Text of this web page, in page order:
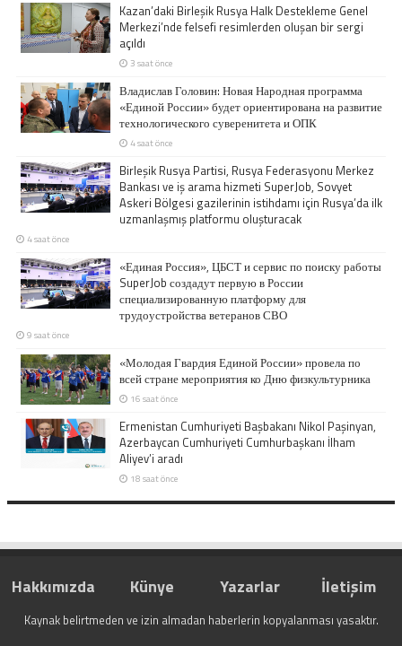
Kazan’daki Birleşik Rusya Halk Destekleme Genel
Merkezi’nde felsefi resimlerden oluşan bir sergi
açıldı
3 saat önce
Владислав Головин: Новая Народная программа
«Единой России» будет ориентирована на развитие
технологического суверенитета и ОПК
4 saat önce
Birleşik Rusya Partisi, Rusya Federasyonu Merkez
Bankası ve iş arama hizmeti SuperJob, Sovyet
Askeri Bölgesi gazilerinin istihdamı için Rusya’da ilk
uzmanlaşmış platformu oluşturacak
4 saat önce
«Единая Россия», ЦБСТ и сервис по поиску работы
SuperJob создадут первую в России
специализированную платформу для
трудоустройства ветеранов СВО
9 saat önce
«Молодая Гвардия Единой России» провела по
всей стране мероприятия ко Дню физкультурника
16 saat önce
Ermenistan Cumhuriyeti Başbakanı Nikol Paşinyan,
Azerbaycan Cumhuriyeti Cumhurbaşkanı İlham
Aliyev’i aradı
18 saat önce
Hakkımızda Künye Yazarlar İletişim
Kaynak belirtmeden ve izin almadan haberlerin kopyalanması yasaktır.